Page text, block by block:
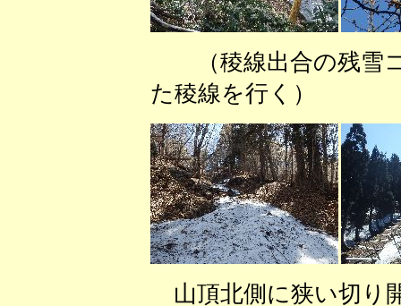
（稜線出合の残雪
た稜線を行く）
山頂北側に狭い切り